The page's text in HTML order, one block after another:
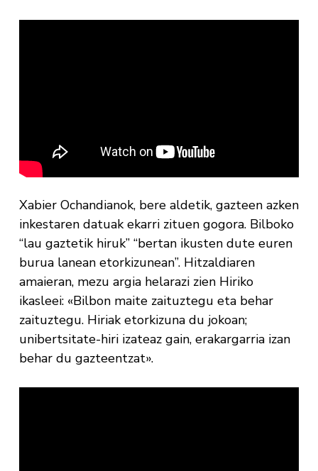
Xabier Ochandianok, bere aldetik, gazteen azken
inkestaren datuak ekarri zituen gogora. Bilboko
“lau gaztetik hiruk” “bertan ikusten dute euren
burua lanean etorkizunean”. Hitzaldiaren
amaieran, mezu argia helarazi zien Hiriko
ikasleei: «Bilbon maite zaituztegu eta behar
zaituztegu. Hiriak etorkizuna du jokoan;
unibertsitate-hiri izateaz gain, erakargarria izan
behar du gazteentzat».